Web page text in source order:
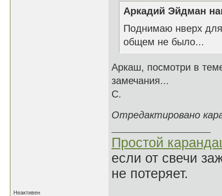
Аркадий Эйдман
Поднимаю нверх для
общем не было...
Аркаш, посмотри в
замечания...
С.
Отредактировано
Простой
если от свечи
не потеряет.
Неактивен